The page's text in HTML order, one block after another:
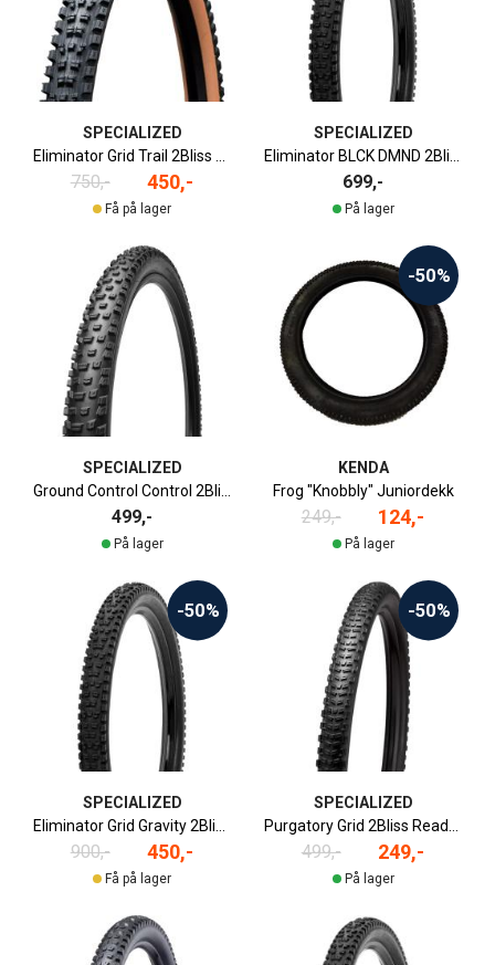
SPECIALIZED
750,- 450,-
Få på lager
SPECIALIZED
699,-
På lager
SPECIALIZED
499,-
På lager
-50%
KENDA
Frog "Knobbly" Juniordekk
249,- 124,-
På lager
-50%
SPECIALIZED
900,- 450,-
Få på lager
-50%
SPECIALIZED
499,- 249,-
På lager